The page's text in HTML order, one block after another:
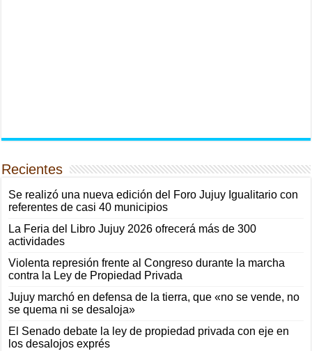
Recientes
Se realizó una nueva edición del Foro Jujuy Igualitario con
referentes de casi 40 municipios
La Feria del Libro Jujuy 2026 ofrecerá más de 300
actividades
Violenta represión frente al Congreso durante la marcha
contra la Ley de Propiedad Privada
Jujuy marchó en defensa de la tierra, que «no se vende, no
se quema ni se desaloja»
El Senado debate la ley de propiedad privada con eje en
los desalojos exprés